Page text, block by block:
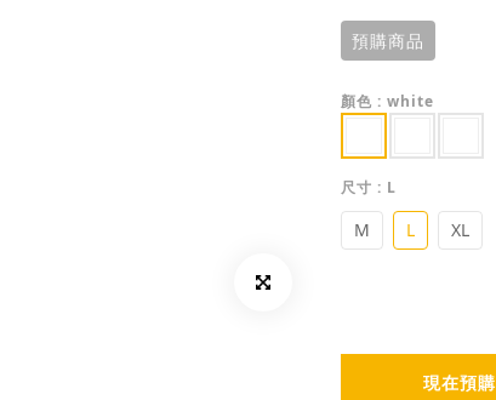
預購商品
顏色 : white
尺寸 : L
M L XL
現在預購